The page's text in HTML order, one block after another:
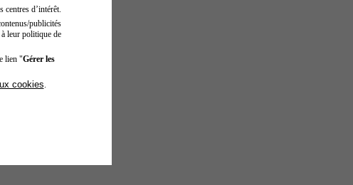
d’intérêt.
publicités
leur politique de
lien "Gérer les
cookies